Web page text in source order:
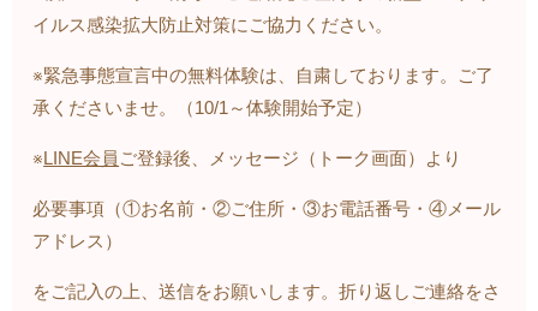
イルス感染拡大防止対策にご協力ください。
※緊急事態宣言中の無料体験は、自粛しております。ご了
承くださいませ。（10/1～体験開始予定）
※LINE会員 ご登録後、メッセージ（トーク画面）より
必要事項（①お名前・②ご住所・③お電話番号・④メール
アドレス）
をご記入の上、送信をお願いします。折り返しご連絡をさ